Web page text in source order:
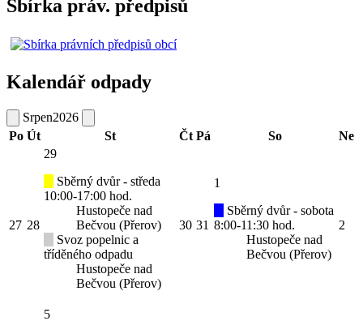
Sbírka práv. předpisů
Kalendář odpady
Srpen2026
Po Út St Čt Pá So Ne
27 28
29
Sběrný dvůr - středa
10:00-17:00 hod.
Hustopeče nad
Bečvou (Přerov)
Svoz popelnic a
tříděného odpadu
Hustopeče nad
Bečvou (Přerov)
30 31
1
Sběrný dvůr - sobota
8:00-11:30 hod.
Hustopeče nad
Bečvou (Přerov)
2
5